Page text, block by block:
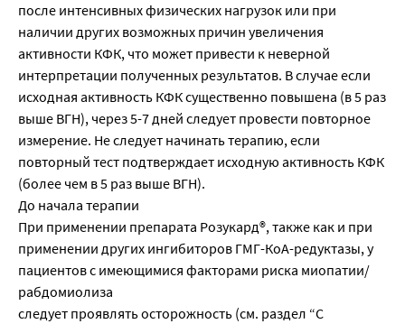
после интенсивных физических нагрузок или при
наличии других возможных причин увеличения
активности КФК, что может привести к неверной
интерпретации полученных результатов. В случае если
исходная активность КФК существенно повышена (в 5 раз
выше ВГН), через 5-7 дней следует провести повторное
измерение. Не следует начинать терапию, если
повторный тест подтверждает исходную активность КФК
(более чем в 5 раз выше ВГН).
До начала терапии
При применении препарата Розукард®, также как и при
применении других ингибиторов ГМГ-КоА-редуктазы, у
пациентов с имеющимися факторами риска миопатии/
рабдомиолиза
следует проявлять осторожность (см. раздел “С